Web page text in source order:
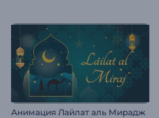
Анимация Лайлат аль Мирадж